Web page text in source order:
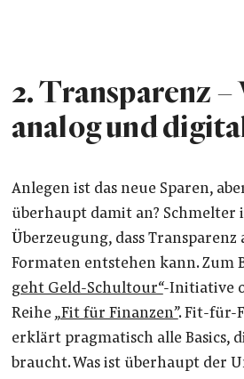
2.Transparenz –
analog und
Anlegen ist das neue Sparen,
überhaupt damit an? Schmelter
Überzeugung, dass
Formaten entstehen kann. Zum
geht Geld-Schultour“-Initiative
Reihe „Fit für Finanzen”. Fit-für-
erklärt pragmatisch alle Basics,
braucht. Was ist überhaupt der